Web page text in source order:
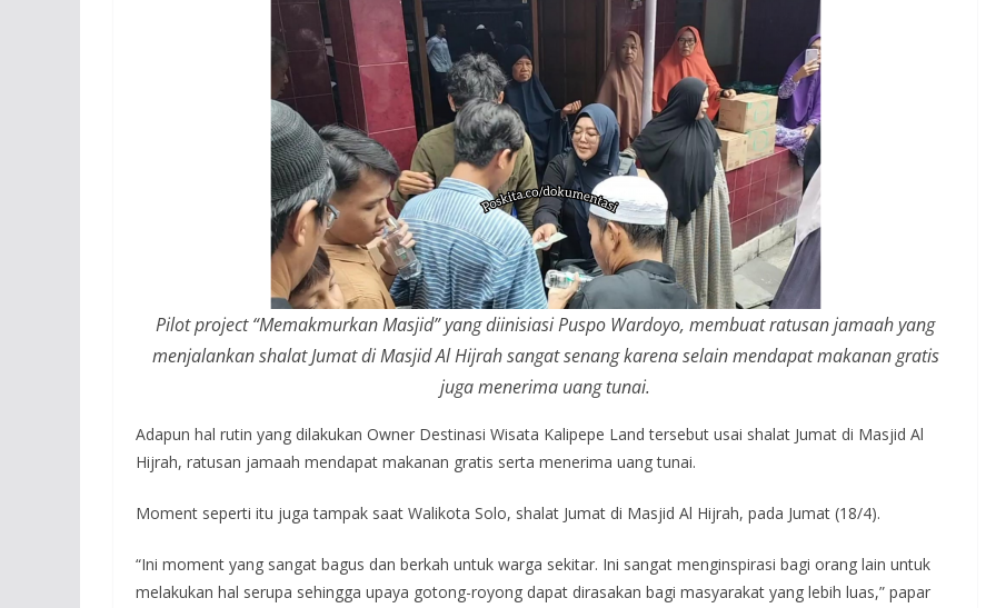
Pilot project “Memakmurkan Masjid” yang diinisiasi Puspo Wardoyo, membuat ratusan jamaah yang
menjalankan shalat Jumat di Masjid Al Hijrah sangat senang karena selain mendapat makanan gratis
juga menerima uang tunai.
Adapun hal rutin yang dilakukan Owner Destinasi Wisata Kalipepe Land tersebut usai shalat Jumat di Masjid Al
Hijrah, ratusan jamaah mendapat makanan gratis serta menerima uang tunai.
Moment seperti itu juga tampak saat Walikota Solo, shalat Jumat di Masjid Al Hijrah, pada Jumat (18/4).
“Ini moment yang sangat bagus dan berkah untuk warga sekitar. Ini sangat menginspirasi bagi orang lain untuk
melakukan hal serupa sehingga upaya gotong-royong dapat dirasakan bagi masyarakat yang lebih luas,” papar